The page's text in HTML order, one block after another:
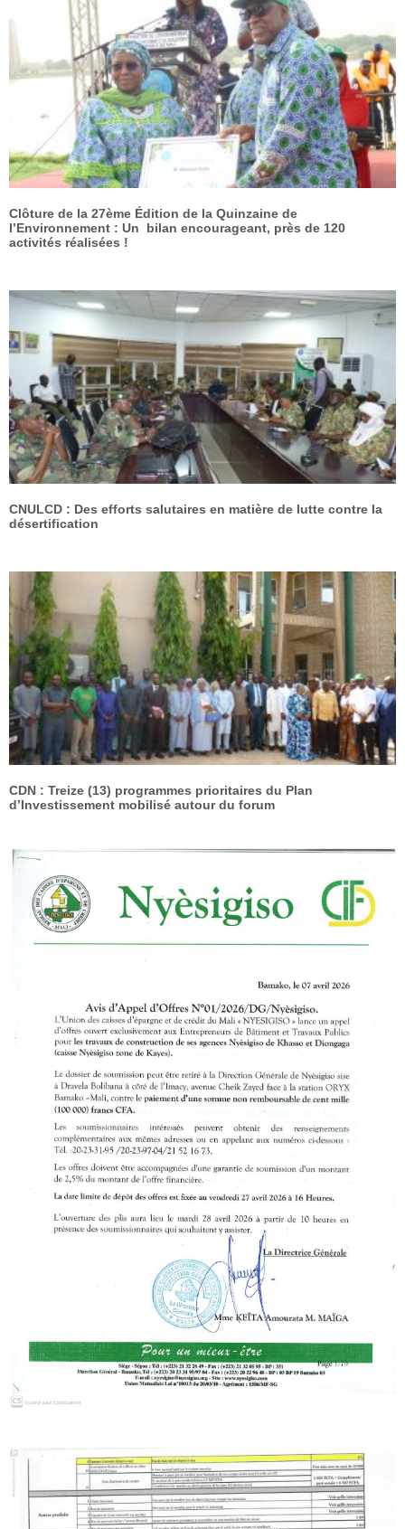
Clôture de la 27ème Édition de la Quinzaine de
l’Environnement : Un bilan encourageant, près de 120
activités réalisées !
CNULCD : Des efforts salutaires en matière de lutte contre la
désertification
CDN : Treize (13) programmes prioritaires du Plan
d’Investissement mobilisé autour du forum